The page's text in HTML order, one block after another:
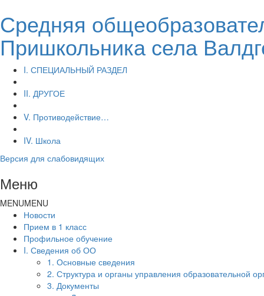
Средняя
Пришкольника села
I. СПЕЦИАЛЬНЫЙ РАЗДЕЛ
II. ДРУГОЕ
V. Противодействие…
IV. Школа
Версия для слабовидящих
Меню
MENUMENU
Новости
Прием в 1 класс
Профильное обучение
I. Сведения об ОО
1. Основные сведения
2. Структура и органы управления образовательной
3. Документы